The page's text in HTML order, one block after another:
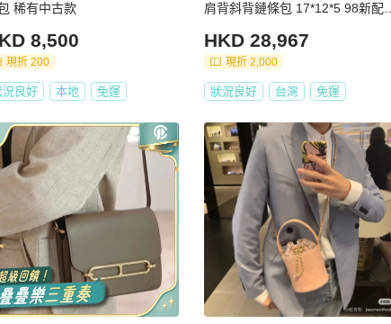
肩包 稀有中古款
8,500
現折 200
況良好 本地 免運
肩背斜背鏈條包 17*12*5 98新配件
HKD 28,967
現折 2,000
狀況良好 台灣 免運